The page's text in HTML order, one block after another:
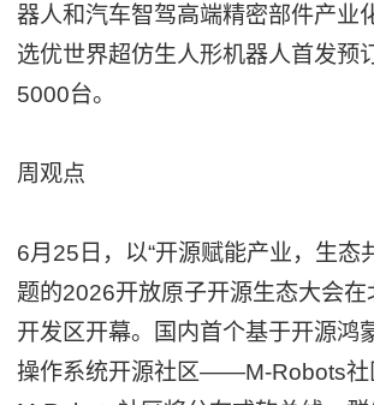
器人和汽车智驾高端精密部件产业
选优世界超仿生人形机器人首发预
5000台。
周观点
6月25日，以“开源赋能产业，生态
题的2026开放原子开源生态大会在
开发区开幕。国内首个基于开源鸿
操作系统开源社区——M-Robots社